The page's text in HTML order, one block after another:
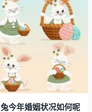
务。
升，但也需要更加谨
更加注重自己的理财
消费和投资风险。属
通过提升自己的专业
今年婚姻状况如何呢